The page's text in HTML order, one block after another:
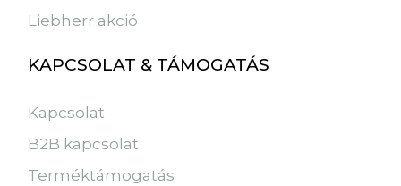
Liebherr akció
KAPCSOLAT & TÁMOGATÁS
Kapcsolat
B2B kapcsolat
Terméktámogatás